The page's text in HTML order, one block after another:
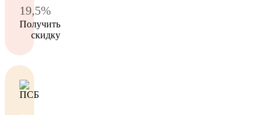
19,5%
Получить
скидку